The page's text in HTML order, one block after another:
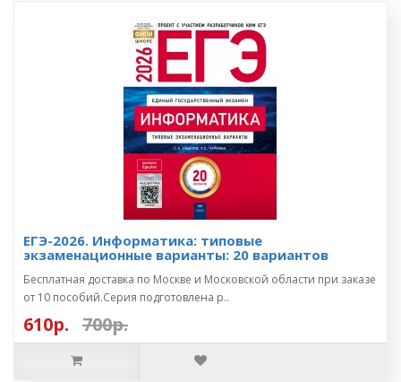
ЕГЭ-2026. Информатика: типовые
экзаменационные варианты: 20 вариантов
Бесплатная доставка по Москве и Московской области при заказе
от 10 пособий.Серия подготовлена р..
610р. 700р.